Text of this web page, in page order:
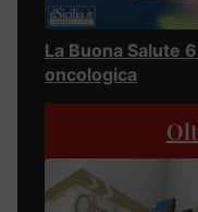
La Buona Salute
oncologica